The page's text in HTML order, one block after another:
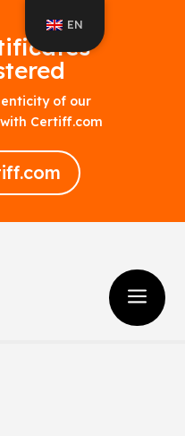
of our
Certiff.com
a
EN